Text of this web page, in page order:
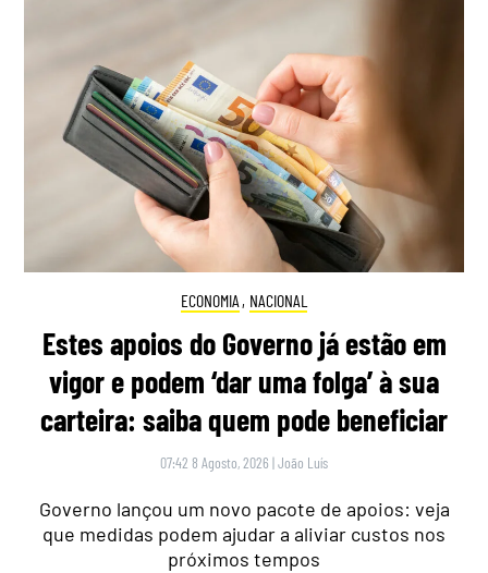
ECONOMIA , NACIONAL
Estes apoios do Governo já estão em
vigor e podem ‘dar uma folga’ à sua
carteira: saiba quem pode beneficiar
07:42 8 Agosto, 2026 |João Luís
Governo lançou um novo pacote de apoios: veja
que medidas podem ajudar a aliviar custos nos
próximos tempos